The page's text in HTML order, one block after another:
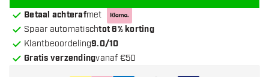
Betaal achterafmet
Spaar automatischtot 6% korting
Klantbeoordeling9.0/10
Gratis verzendingvanaf €50